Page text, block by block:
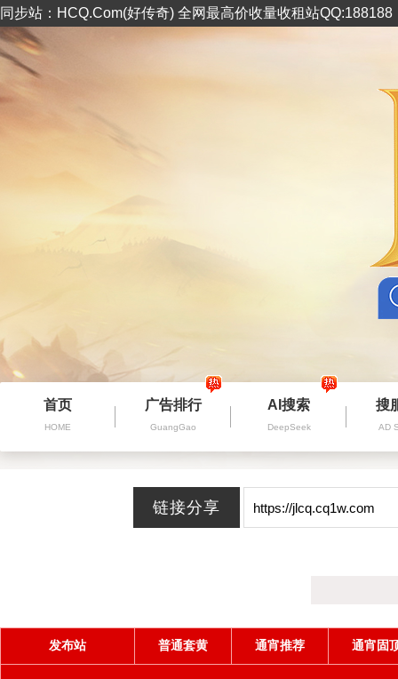
同步站：HCQ.Com(好传奇) 全网最高价收量收租站
首页
HOME
广告排行
GuangGao
AI搜索
DeepSeek
搜
AD
发布站 普通套黄 通宵推荐 通宵固